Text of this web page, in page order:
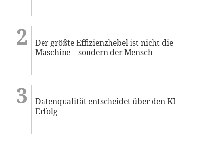
Der größte Effizienzhebel ist nicht die
Maschine – sondern der Mensch
Datenqualität entscheidet über den KI-
Erfolg